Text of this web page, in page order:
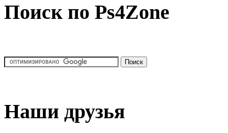
Поиск по Ps4Zone
Наши друзья